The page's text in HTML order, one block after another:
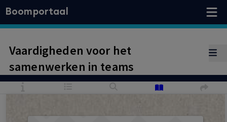
Boomportaal
Vaardigheden voor het
samenwerken in teams